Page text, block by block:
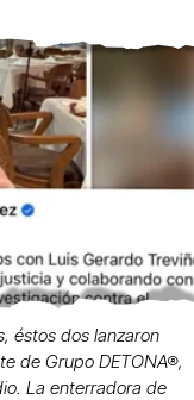
éstos dos lanzaron
de Grupo DETONA®,
La enterradora de